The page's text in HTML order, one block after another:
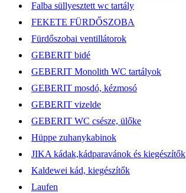
Falba süllyesztett wc tartály
FEKETE FÜRDŐSZOBA
Fürdőszobai ventillátorok
GEBERIT bidé
GEBERIT Monolith WC tartályok
GEBERIT mosdó, kézmosó
GEBERIT vizelde
GEBERIT WC csésze, ülőke
Hüppe zuhanykabinok
JIKA kádak,kádparavánok és kiegészítők
Kaldewei kád, kiegészítők
Laufen